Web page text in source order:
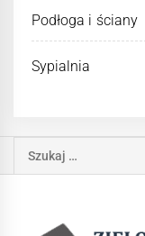
Podłoga i ściany
Sypialnia
Szukaj: